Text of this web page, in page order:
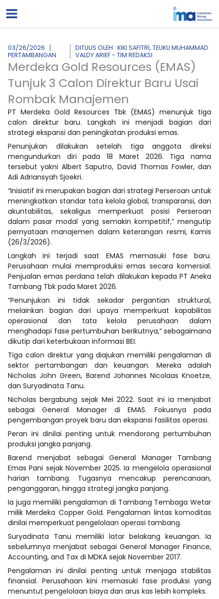
ke
03/26/2026
PERTAMBANGAN
DITULIS OLEH : KIKI SAFITRI, TEUKU MUHAMMAD
VALDY ARIEF - TIM REDAKSI
Merdeka Gold Resources (EMAS)
Tunjuk 3 Calon Direktur Baru Usai
Rombak Manajemen
PT Merdeka Gold Resources Tbk (EMAS) menunjuk tiga
calon direktur baru. Langkah ini menjadi bagian dari
strategi ekspansi dan peningkatan produksi emas.
Penunjukan dilakukan setelah tiga anggota direksi
mengundurkan diri pada 18 Maret 2026. Tiga nama
tersebut yakni Albert Saputro, David Thomas Fowler, dan
Adi Adriansyah Sjoekri.
“Inisiatif ini merupakan bagian dari strategi Perseroan untuk
meningkatkan standar tata kelola global, transparansi, dan
akuntabilitas, sekaligus memperkuat posisi Perseroan
dalam pasar modal yang semakin kompetitif,” mengutip
pernyataan manajemen dalam keterangan resmi, Kamis
(26/3/2026).
Langkah ini terjadi saat EMAS memasuki fase baru.
Perusahaan mulai memproduksi emas secara komersial.
Penjualan emas perdana telah dilakukan kepada PT Aneka
Tambang Tbk pada Maret 2026.
“Penunjukan ini tidak sekadar pergantian struktural,
melainkan bagian dari upaya memperkuat kapabilitas
operasional dan tata kelola perusahaan dalam
menghadapi fase pertumbuhan berikutnya,” sebagaimana
dikutip dari keterbukaan informasi BEI.
Tiga calon direktur yang diajukan memiliki pengalaman di
sektor pertambangan dan keuangan. Mereka adalah
Nicholas John Green, Barend Johannes Nicolaas Knoetze,
dan Suryadinata Tanu.
Nicholas bergabung sejak Mei 2022. Saat ini ia menjabat
sebagai General Manager di EMAS. Fokusnya pada
pengembangan proyek baru dan ekspansi fasilitas operasi.
Peran ini dinilai penting untuk mendorong pertumbuhan
produksi jangka panjang.
Barend menjabat sebagai General Manager Tambang
Emas Pani sejak November 2025. Ia mengelola operasional
harian tambang. Tugasnya mencakup perencanaan,
penganggaran, hingga strategi jangka panjang.
Ia juga memiliki pengalaman di Tambang Tembaga Wetar
milik Merdeka Copper Gold. Pengalaman lintas komoditas
dinilai memperkuat pengelolaan operasi tambang.
Suryadinata Tanu memiliki latar belakang keuangan. Ia
sebelumnya menjabat sebagai General Manager Finance,
Accounting, and Tax di MDKA sejak November 2017.
Pengalaman ini dinilai penting untuk menjaga stabilitas
finansial. Perusahaan kini memasuki fase produksi yang
menuntut pengelolaan biaya dan arus kas lebih kompleks.